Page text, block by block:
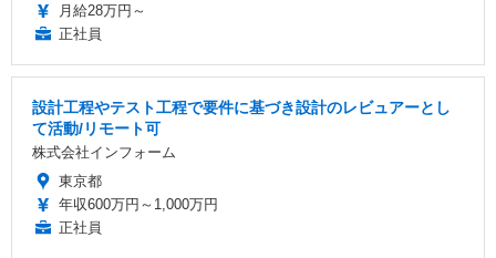
月給28万円～
正社員
設計工程やテスト工程で要件に基づき設計のレビュアーとし
て活動/リモート可
株式会社インフォーム
東京都
年収600万円～1,000万円
正社員